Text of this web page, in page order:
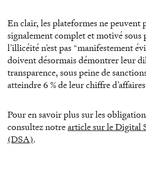
En clair, les plateformes ne peuvent
signalement complet et motivé sous
l’illicéité n’est pas “manifestement
doivent désormais démontrer leur
transparence, sous peine de
atteindre 6 % de leur chiffre
Pour en savoir plus sur les
consultez notrearticle sur le Digital
(DSA).